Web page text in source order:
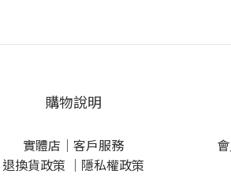
購物說明
實體店 ｜客戶服務
退換貨政策 ｜ 隱私權政策